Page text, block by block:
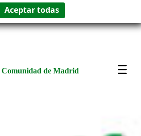
Comunidad de Madrid